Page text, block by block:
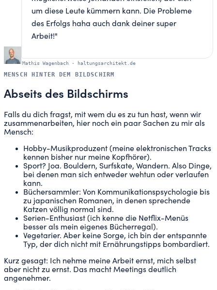
um diese Leute kümmern kann. Die Probleme
des Erfolgs haha auch dank deiner super
Arbeit!"
Mathis Wagenbach · haltungsarchitekt.de
MENSCH HINTER DEM BILDSCHIRM
Abseits des Bildschirms
Falls du dich fragst, mit wem du es zu tun hast, wenn wir
zusammenarbeiten, hier noch ein paar Sachen zu mir als
Mensch:
Hobby-Musikproduzent (meine elektronischen Tracks
kennen bisher nur meine Kopfhörer).
Sport? Joa. Bouldern, Surfskate, Wandern. Also Dinge,
bei denen man sich entweder wehtun oder verlaufen
kann.
Büchersammler: Von Kommunikationspsychologie bis
zu japanischen Romanen, in denen sprechende
Katzen völlig normal sind.
Serien-Enthusiast (ich kenne die Netflix-Menüs
besser als mein eigenes Bücherregal).
Vegetarier. Aber keine Sorge, ich bin der entspannte
Typ, der dich nicht mit Ernährungstipps bombardiert.
Kurz gesagt: Ich nehme meine Arbeit ernst, mich selbst
aber nicht zu ernst. Das macht Meetings deutlich
angenehmer.